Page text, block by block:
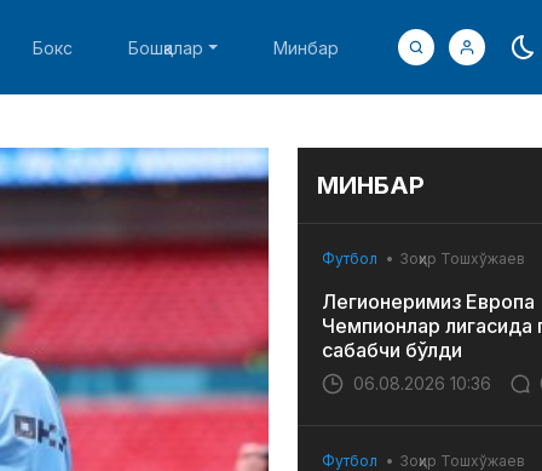
Бокс Бошқалар Минбар
МИНБАР
Футбол Зоҳир Тошхўжаев
Легионеримиз Европа
Чемпионлар лигасида
сабабчи бўлди
06.08.2026 10:36
Футбол Зоҳир Тошхўжаев